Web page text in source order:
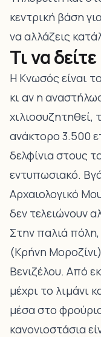
κεντρική βάση
να αλλάζεις
Τι να δείτε
Η Κνωσός είναι
κι αν η
χιλιοσυζητηθεί,
ανάκτορο 3.500
δελφίνια στους
εντυπωσιακό.
Αρχαιολογικό
δεν τελειώνουν
Στην παλιά πόλη,
(Κρήνη
Βενιζέλου. Από
μέχρι το λιμάνι
μέσα στο
κανονιοστάσια